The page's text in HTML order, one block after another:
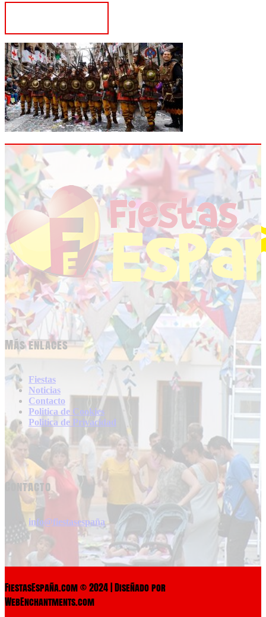
Más enlaces
Fiestas
Noticias
Contacto
Politica de Cookies
Politica de Privacidad
Contacto
info@fiestasespaña
FiestasEspaña.com © 2024 | Diseñado por
WebEnchantments.com